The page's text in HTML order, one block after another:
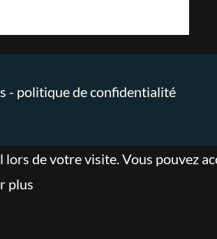
- politique de confidentialité
de votre visite. Vous pouvez
plus